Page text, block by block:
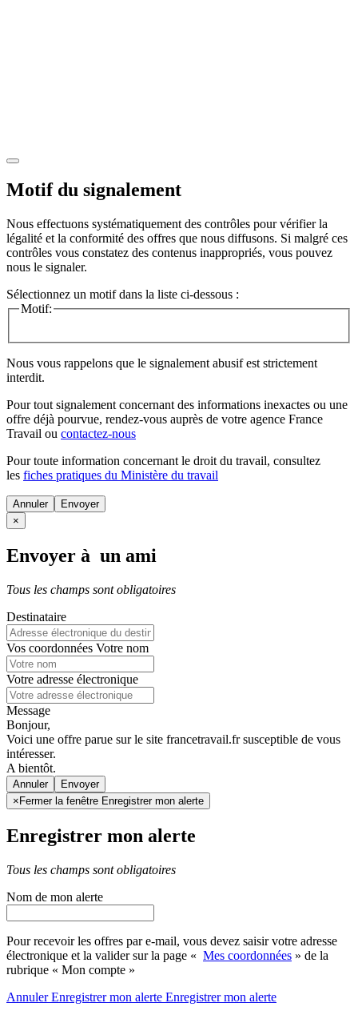
Motif du signalement
Nous effectuons systématiquement des contrôles pour vérifier la
légalité et la conformité des offres que nous diffusons. Si malgré ces
contrôles vous constatez des contenus inappropriés, vous pouvez
nous le signaler.
Sélectionnez un motif dans la liste ci-dessous :
Motif:
Nous vous rappelons que le signalement abusif est strictement
interdit.
Pour tout signalement concernant des informations inexactes ou une
offre déjà pourvue, rendez-vous auprès de votre agence France
Travail ou contactez-nous
Pour toute information concernant le droit du travail, consultez
les fiches pratiques du Ministère du travail
Annuler
×
Envoyer à un ami
Tous les champs sont obligatoires
Destinataire
Vos coordonnées Votre nom
Votre adresse électronique
Message
Bonjour,
Voici une offre parue sur le site francetravail.fr susceptible de vous
intéresser.
A bientôt.
Annuler
× Fermer la fenêtre Enregistrer mon alerte
Enregistrer mon alerte
Tous les champs sont obligatoires
Nom de mon alerte
Pour recevoir les offres par e-mail, vous devez saisir votre adresse
électronique et la valider sur la page « Mes coordonnées » de la
rubrique « Mon compte »
AnnulerEnregistrer mon alerte Enregistrermon alerte